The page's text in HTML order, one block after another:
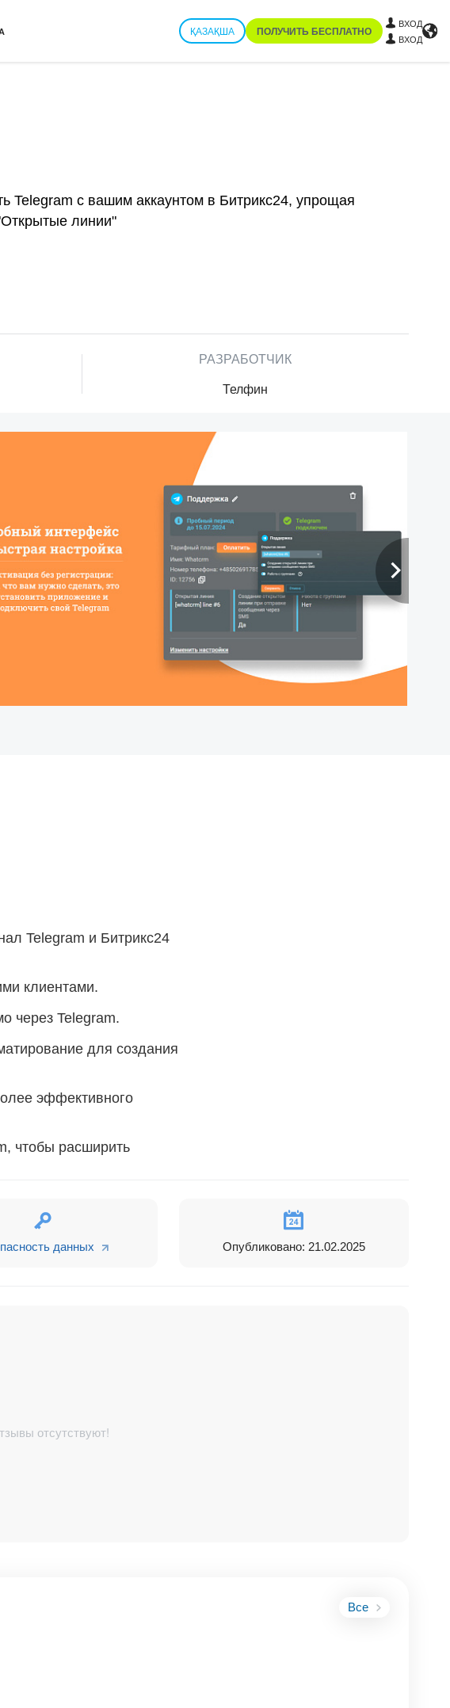
ҚАЗАҚША ПОЛУЧИТЬ БЕСПЛАТНО
ВХОД
ВХОД
Telegram с вашим аккаунтом в Битрикс24, упрощая
линии"
РАЗРАБОТЧИК
Телфин
Telegram и Битрикс24
клиентами.
через Telegram.
для создания
эффективного
чтобы расширить
встроенный веб-
данных Опубликовано: 21.02.2025
отсутствуют!
Все